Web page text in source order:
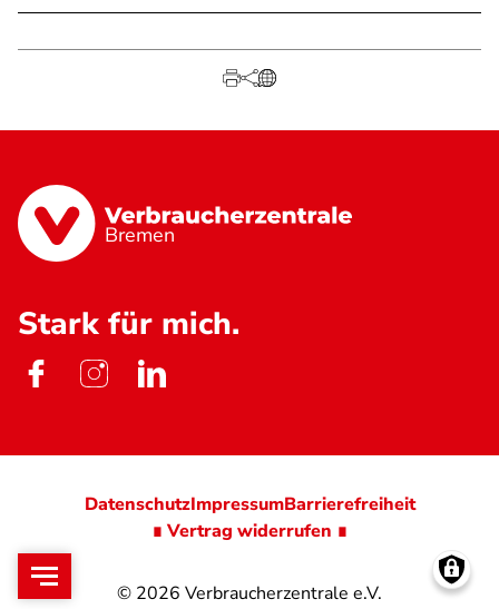
Bremen
Stark für mich.
© 2026 Verbraucherzentrale e.V.
DatenschutzImpressumBarrierefreiheit
∎ Vertrag widerrufen ∎